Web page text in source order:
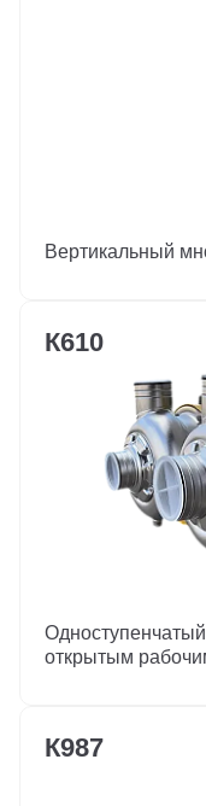
Вертикальный
К610
открытым
К987